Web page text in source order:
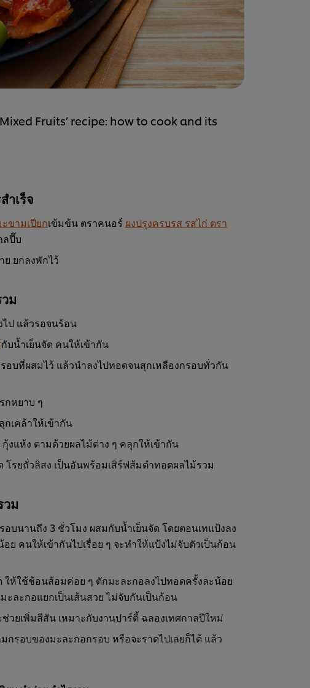
Fruits’ recipe: how to cook and its
ำเร็จ
ขามเปียกเข้มข้น ตราคนอร์ ผงปรุงครบรส รสไก่ ตรา
ลปี๊บ
ยกลงพักไว้
ม
ป แล้วรอจนร้อน
กับน้ำเย็นจัด คนให้เข้ากัน
บที่ผสมไว้ แล้วนำลงไปทอดจนสุกเหลืองกรอบทั่วกัน
กหยาบ ๆ
กเคล้าให้เข้ากัน
งแห้ง ตามด้วยผลไม้ต่าง ๆ คลุกให้เข้ากัน
รยถั่วลิสง เป็นอันพร้อมเสิร์ฟส้มตำทอดผลไม้รวม
วม
อบนานถึง 3 ชั่วโมง ผสมกับน้ำเย็นจัด โดยตอนเทแป้งลง
ย คนให้เข้ากันไปเรื่อย ๆ จะทำให้แป้งไม่จับตัวเป็นก้อน
ห้ใช้ช้อนส้อมค่อย ๆ ตักมะละกอลงไปทอดครั้งละน้อย
ะละกอแยกเป็นเส้นสวย ไม่จับกันเป็นก้อน
วยเพิ่มสีสัน เหมาะกับงานปาร์ตี้ ฉลองเทศกาลปีใหม่
กรอบของมะละกอกรอบ หรือจะราดไปเลยก็ได้ แล้ว